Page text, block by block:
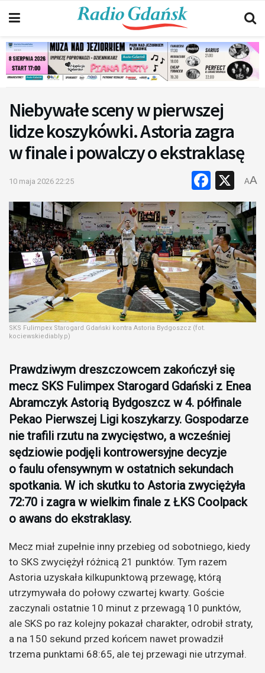
Niebywałe sceny w pierwszej
lidze koszykówki. Astoria zagra
w finale i powalczy o ekstraklasę
10 maja 2026 22:25 X
AA
SKS Fulimpex Starogard Gdański kontra Astoria Bydgoszcz (fot.
kociewskiediably.p)
Prawdziwym dreszczowcem zakończył się
mecz SKS Fulimpex Starogard Gdański z Enea
Abramczyk Astorią Bydgoszcz w 4. półfinale
Pekao Pierwszej Ligi koszykarzy. Gospodarze
nie trafili rzutu na zwycięstwo, a wcześniej
sędziowie podjęli kontrowersyjne decyzje
o faulu ofensywnym w ostatnich sekundach
spotkania. W ich skutku to Astoria zwyciężyła
72:70 i zagra w wielkim finale z ŁKS Coolpack
o awans do ekstraklasy.
Mecz miał zupełnie inny przebieg od sobotniego, kiedy
to SKS zwyciężył różnicą 21 punktów. Tym razem
Astoria uzyskała kilkupunktową przewagę, którą
utrzymywała do połowy czwartej kwarty. Goście
zaczynali ostatnie 10 minut z przewagą 10 punktów,
ale SKS po raz kolejny pokazał charakter, odrobił straty,
a na 150 sekund przed końcem nawet prowadził
trzema punktami 68:65, ale tej przewagi nie utrzymał.